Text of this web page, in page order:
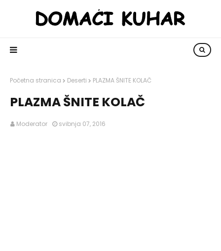
Početna stranica Deserti PLAZMA ŠNITE KOLAČ
PLAZMA ŠNITE KOLAČ
Moderator svibnja 07, 2016